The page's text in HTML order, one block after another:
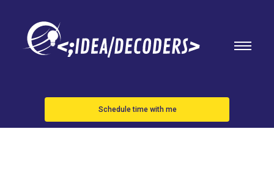
Schedule time with me
La búsqueda